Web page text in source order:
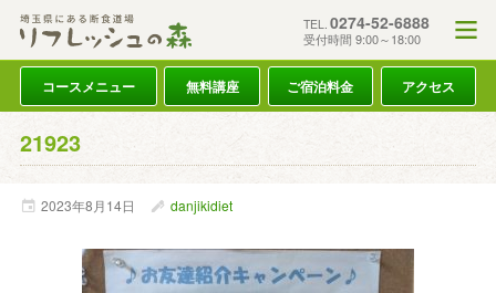
TEL. 0274-52-6888
受付時間 9:00～18:00
コースメニュー 無料講座 ご宿泊料金 アクセス
21923
2023年8月14日 danjikidiet